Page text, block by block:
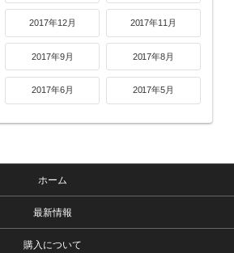
2017年12月 2017年11月
2017年9月 2017年8月
2017年6月 2017年5月
ホーム
最新情報
購入について